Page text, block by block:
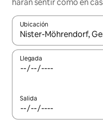
Ubicación
Cuando los resultados
Llegada
Salida